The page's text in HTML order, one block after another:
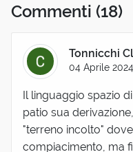
Commenti (18)
Tonnicchi
04 Aprile
Il linguaggio spazio
patio sua
"terreno incolto"
compiacimento, ma